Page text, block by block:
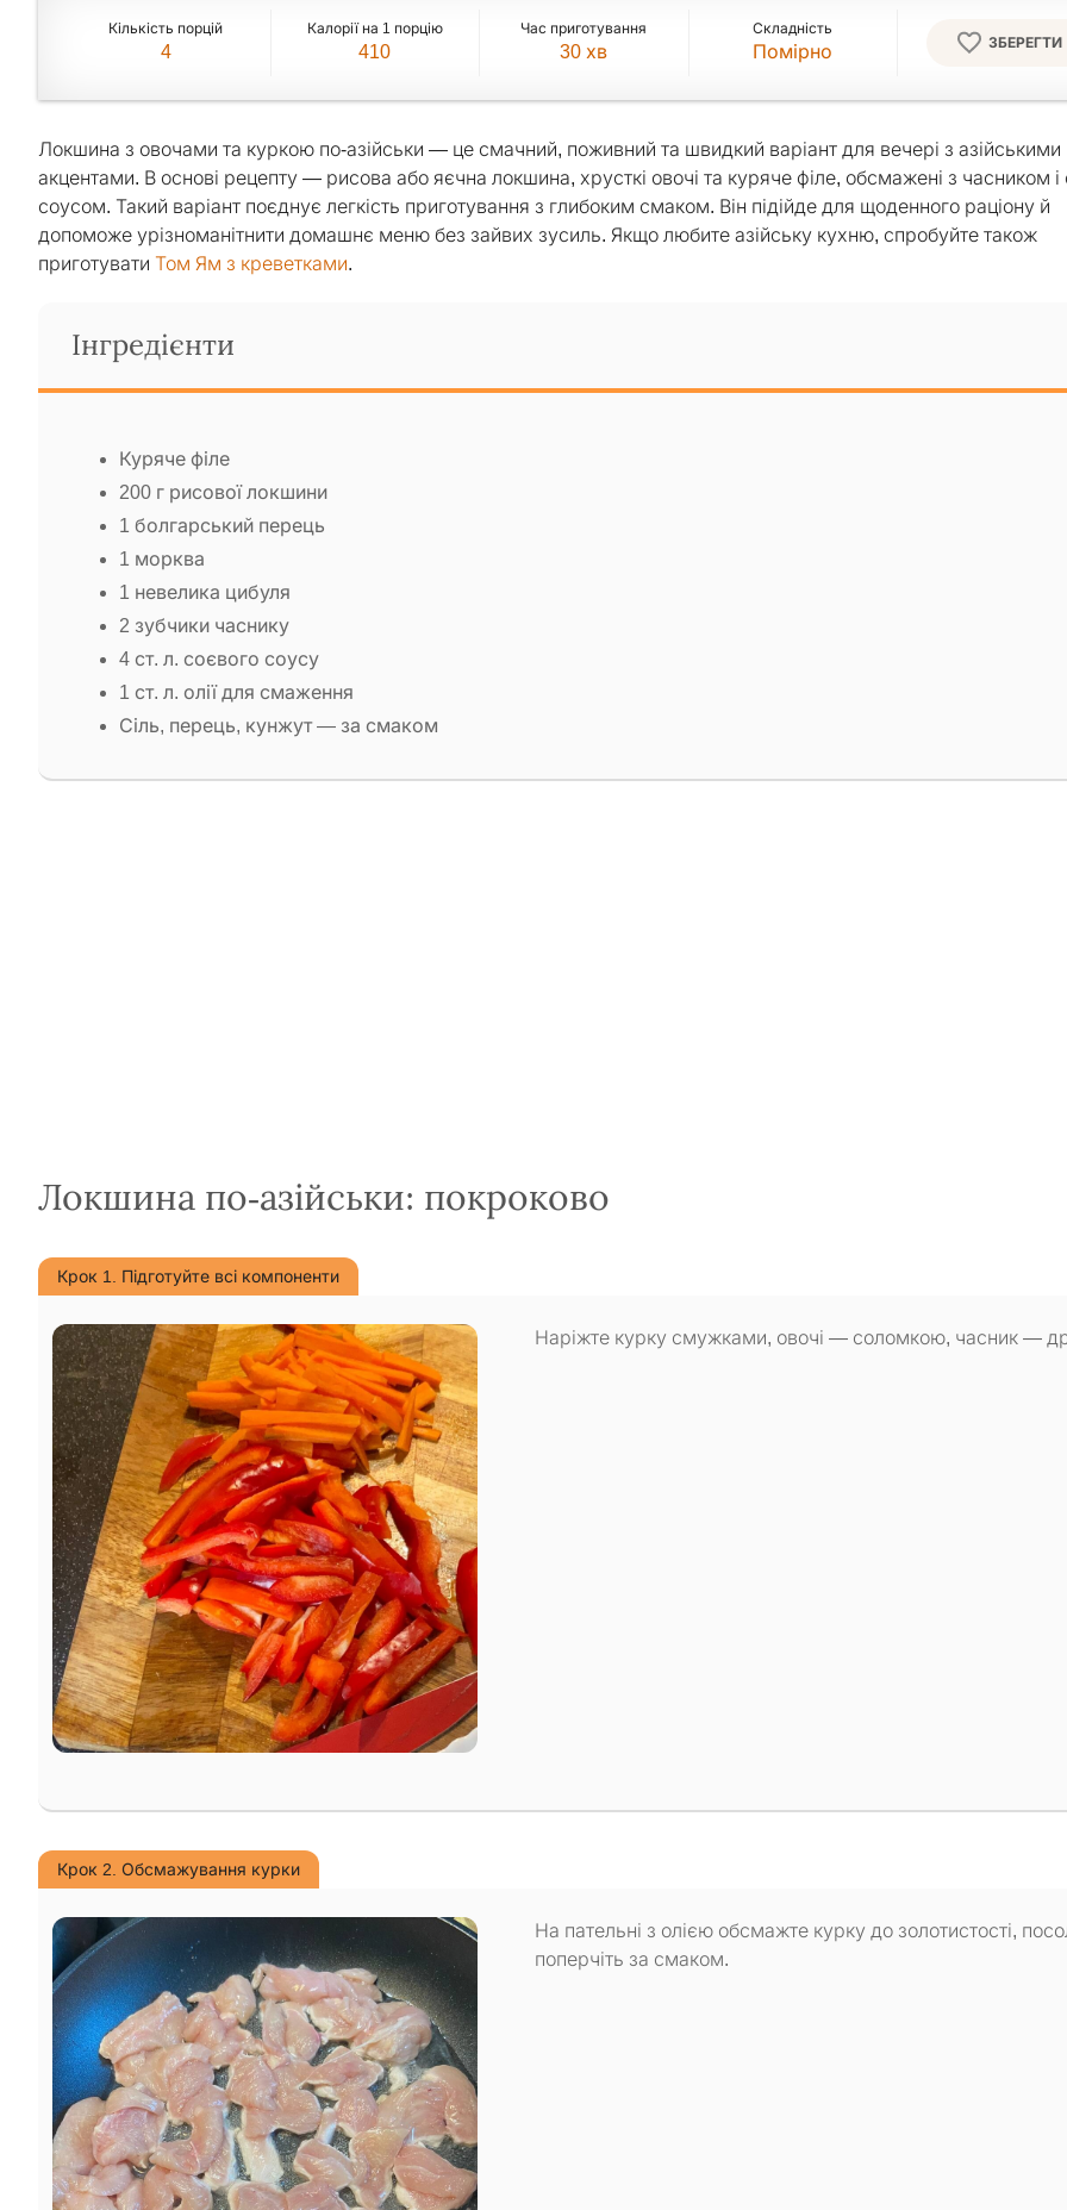
Кількість порцій
4
Калорії на 1 порцію
410
Час приготування
30 хв
Складність
Помірно ЗБЕРЕГТИ
Локшина з овочами та куркою по-азійськи — це смачний, поживний та швидкий варіант для вечері з азійськими
акцентами. В основі рецепту — рисова або яєчна локшина, хрусткі овочі та куряче філе, обсмажені з часником
соусом. Такий варіант поєднує легкість приготування з глибоким смаком. Він підійде для щоденного раціону й
допоможе урізноманітнити домашнє меню без зайвих зусиль. Якщо любите азійську кухню, спробуйте також
приготувати Том Ям з креветками.
Інгредієнти
Куряче філе
200 г рисової локшини
1 болгарський перець
1 морква
1 невелика цибуля
2 зубчики часнику
4 ст. л. соєвого соусу
1 ст. л. олії для смаження
Сіль, перець, кунжут — за смаком
Локшина по-азійськи: покроково
Крок 1. Підготуйте всі компоненти
Наріжте курку смужками, овочі — соломкою, часник —
Крок 2. Обсмажування курки
На пательні з олією обсмажте курку до золотистості,
поперчіть за смаком.